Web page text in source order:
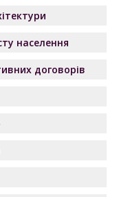
населення
договорів